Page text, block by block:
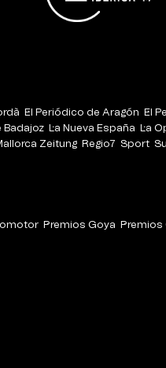
El Periódico de Aragón
El
Badajoz La Nueva España
La
Zeitung Regio7 Sport
Premios Goya Premios